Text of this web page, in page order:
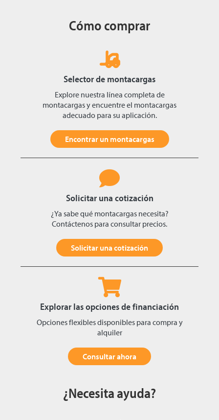
Cómo comprar
Selector de montacargas
Explore nuestra línea completa de
montacargas y encuentre el montacargas
adecuado para su aplicación.
Encontrar un montacargas
Solicitar una cotización
¿Ya sabe qué montacargas necesita?
Contáctenos para consultar precios.
Solicitar una cotización
Explorar las opciones de financiación
Opciones flexibles disponibles para compra y
alquiler
Consultar ahora
¿Necesita ayuda?